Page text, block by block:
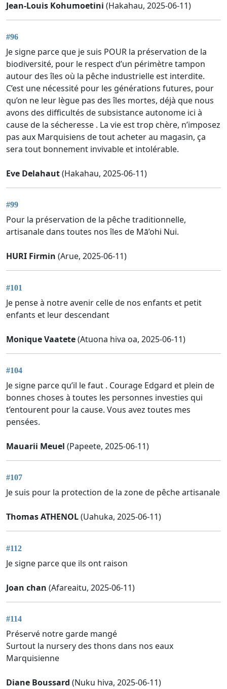
Jean-Louis Kohumoetini (Hakahau, 2025-06-11)
#96
Je signe parce que je suis POUR la préservation de la
biodiversité, pour le respect d’un périmètre tampon
autour des îles où la pêche industrielle est interdite.
C’est une nécessité pour les générations futures, pour
qu’on ne leur lègue pas des îles mortes, déjà que nous
avons des difficultés de subsistance autonome ici à
cause de la sécheresse . La vie est trop chère, n’imposez
pas aux Marquisiens de tout acheter au magasin, ça
sera tout bonnement invivable et intolérable.
Eve Delahaut(Hakahau, 2025-06-11)
#99
Pour la préservation de la pêche traditionnelle,
artisanale dans toutes nos îles de Mā’ohi Nui.
HURI Firmin (Arue, 2025-06-11)
#101
Je pense à notre avenir celle de nos enfants et petit
enfants et leur descendant
Monique Vaatete(Atuona hiva oa, 2025-06-11)
#104
Je signe parce qu’il le faut . Courage Edgard et plein de
bonnes choses à toutes les personnes investies qui
t’entourent pour la cause. Vous avez toutes mes
pensées.
Mauarii Meuel (Papeete, 2025-06-11)
#107
Je suis pour la protection de la zone de pêche artisanale
Thomas ATHENOL(Uahuka, 2025-06-11)
#112
Je signe parce que ils ont raison
Joan chan (Afareaitu, 2025-06-11)
#114
Préservé notre garde mangé
Surtout la nursery des thons dans nos eaux
Marquisienne
Diane Boussard (Nuku hiva, 2025-06-11)